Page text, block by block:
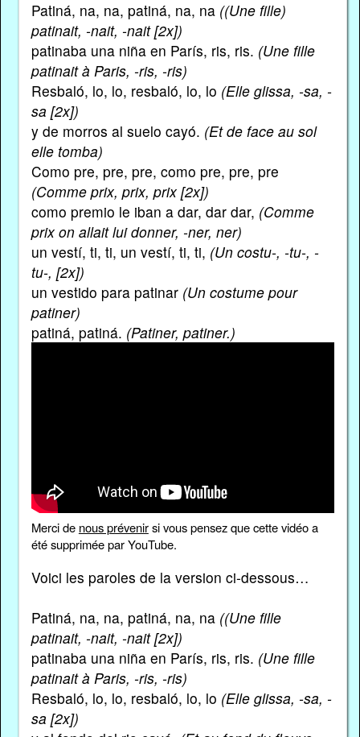
Patiná, na, na, patiná, na, na ((Une fille)
patinait, -nait, -nait [2x])
patinaba una niña en París, ris, ris. (Une fille
patinait à Paris, -ris, -ris)
Resbaló, lo, lo, resbaló, lo, lo (Elle glissa, -sa, -
sa [2x])
y de morros al suelo cayó. (Et de face au sol
elle tomba)
Como pre, pre, pre, como pre, pre, pre
(Comme prix, prix, prix [2x])
como premio le iban a dar, dar dar, (Comme
prix on allait lui donner, -ner, ner)
un vestí, ti, ti, un vestí, ti, ti, (Un costu-, -tu-, -
tu-, [2x])
un vestido para patinar (Un costume pour
patiner)
patiná, patiná. (Patiner, patiner.)
Merci de nous prévenirsi vous pensez que cette vidéo a
été supprimée par YouTube.
Voici les paroles de la version ci-dessous…
Patiná, na, na, patiná, na, na ((Une fille
patinait, -nait, -nait [2x])
patinaba una niña en París, ris, ris. (Une fille
patinait à Paris, -ris, -ris)
Resbaló, lo, lo, resbaló, lo, lo (Elle glissa, -sa, -
sa [2x])